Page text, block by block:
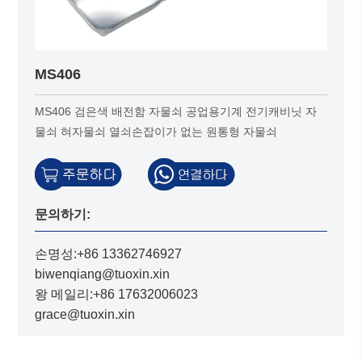
MS406
MS406 검은색 배전함 자물쇠 공업용기계 전기캐비닛 자
물쇠 혀자물쇠 열쇠손잡이가 없는 원통형 자물쇠
문의하기:
손명성:+86 13362746927
biwenqiang@tuoxin.xin
왕 메일리:+86 17632006023
grace@tuoxin.xin